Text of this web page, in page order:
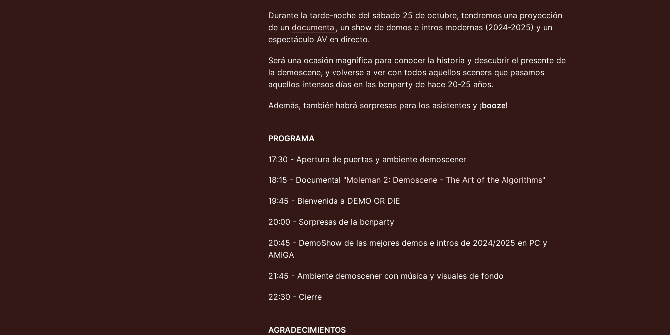
Durante la tarde-noche del sábado 25 de octubre, tendremos una proyección
de un documental, un show de demos e intros modernas (2024-2025) y un
espectáculo AV en directo.
Será una ocasión magnífica para conocer la historia y descubrir el presente de
la demoscene, y volverse a ver con todos aquellos sceners que pasamos
aquellos intensos días en las bcnparty de hace 20-25 años.
Además, también habrá sorpresas para los asistentes y ¡booze!
PROGRAMA
17:30 - Apertura de puertas y ambiente demoscener
18:15 - Documental "Moleman 2: Demoscene - The Art of the Algorithms"
19:45 - Bienvenida a DEMO OR DIE
20:00 - Sorpresas de la bcnparty
20:45 - DemoShow de las mejores demos e intros de 2024/2025 en PC y
AMIGA
21:45 - Ambiente demoscener con música y visuales de fondo
22:30 - Cierre
AGRADECIMIENTOS